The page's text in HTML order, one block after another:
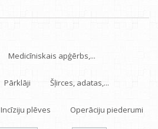
Medicīniskais apģērbs,...
Pārklāji Šļirces, adatas,...
Incīziju plēves Operāciju piederumi